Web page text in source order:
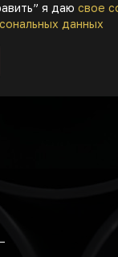
я даю свое
данных